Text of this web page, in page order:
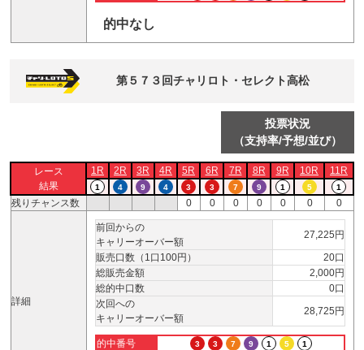
的中なし
第５７３回チャリロト・セレクト高松
投票状況
（支持率/予想/並び）
レース
結果
1R 2R 3R 4R 5R 6R 7R 8R 9R 10R 11R
1 4 9 4 3 3 7 9 1 5 1
残りチャンス数 0 0 0 0 0 0 0
詳細
前回からの
キャリーオーバー額
27,225円
販売口数（1口100円）
20口
総販売金額
2,000円
総的中口数
0口
次回への
キャリーオーバー額
28,725円
的中番号 3 3 7 9 1 5 1